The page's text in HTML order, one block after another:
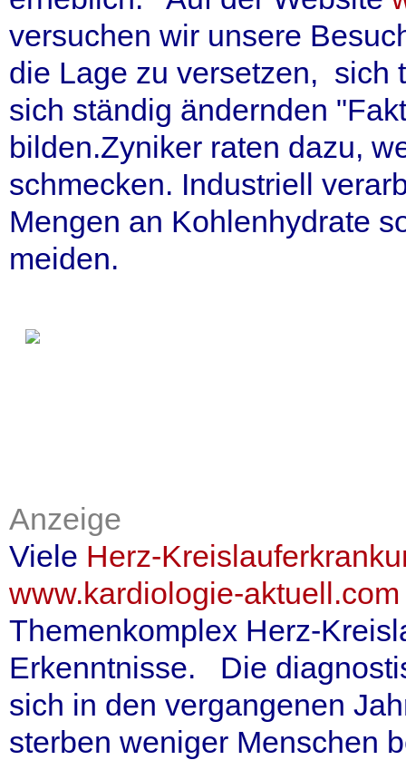
versuchen wir unsere
die Lage zu versetzen, sich
sich ständig ändernden
bilden.Zyniker raten dazu,
schmecken. Industriell
Mengen an Kohlenhydrate
meiden.
Anzeige
Viele Herz-
www.kardiologie-aktuell.com
Themenkomplex Herz-
Erkenntnisse. Die
sich in den vergangenen
sterben weniger Menschen